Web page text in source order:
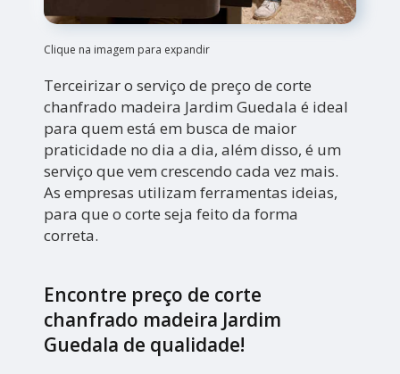
Clique na imagem para expandir
Terceirizar o serviço de preço de corte
chanfrado madeira Jardim Guedala é ideal
para quem está em busca de maior
praticidade no dia a dia, além disso, é um
serviço que vem crescendo cada vez mais.
As empresas utilizam ferramentas ideias,
para que o corte seja feito da forma
correta.
Encontre preço de corte
chanfrado madeira Jardim
Guedala de qualidade!